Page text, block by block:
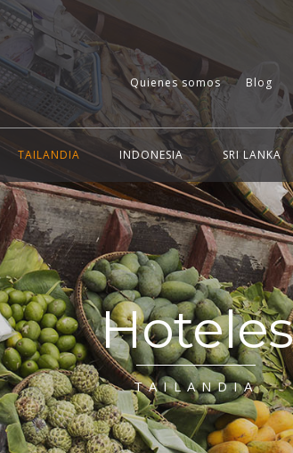
Quienes somos Blog
TAILANDIA INDONESIA SRI LANKA
Hoteles
TAILANDIA